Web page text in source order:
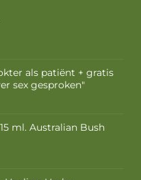
als patiënt + gratis
sex gesproken"
ml. Australian Bush